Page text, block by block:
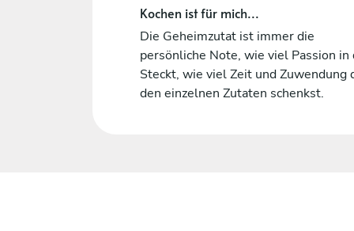
Kochen ist für mich...
Die Geheimzutat ist immer die
persönliche Note, wie viel Passion in
Steckt, wie viel Zeit und Zuwendung
den einzelnen Zutaten schenkst.